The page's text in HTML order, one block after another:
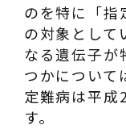
のを特に「指
の対象として
なる遺伝子が
つかについて
定難病は平成
す。